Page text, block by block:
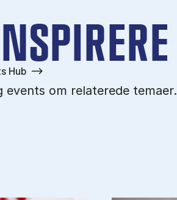
events om relaterede temaer.
Hub